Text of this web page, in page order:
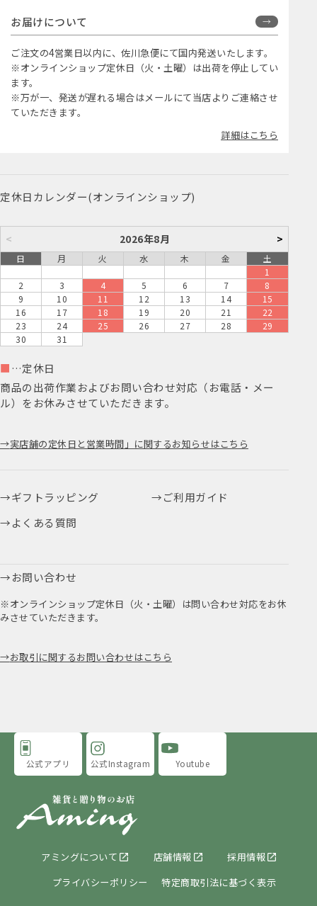
お届けについて
ご注文の4営業日以内に、佐川急便にて国内発送いたします。
※オンラインショップ定休日（火・土曜）は出荷を停止してい
ます。
※万が一、発送が遅れる場合はメールにて当店よりご連絡させ
ていただきます。
詳細はこちら
定休日カレンダー(オンラインショップ)
< 2026年8月 >
日 月 火 水 木 金
土
1
2
3 4 5 6 7
8
9
10 11 12 13 14
15
16
17 18 19 20 21
22
23
24 25 26 27 28
29
30
31
■ …定休日
商品の出荷作業およびお問い合わせ対応（お電話・メー
ル）をお休みさせていただきます。
実店舗の定休日と営業時間」に関するお知らせはこちら
ギフトラッピング
ご利用ガイド
よくある質問
お問い合わせ
※オンラインショップ定休日（火・土曜）は問い合わせ対応をお休
みさせていただきます。
お取引に関するお問い合わせはこちら
アミングについて 店舗情報
採用情報
プライバシーポリシー
特定商取引法に基づく表示
公式アプリ 公式Instagram Youtube